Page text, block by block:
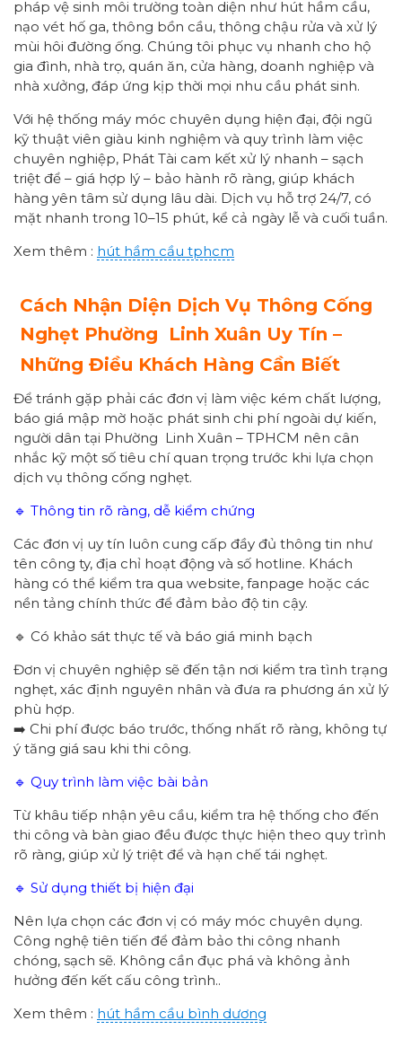
pháp vệ sinh môi trường toàn diện như hút hầm cầu,
nạo vét hố ga, thông bồn cầu, thông chậu rửa và xử lý
mùi hôi đường ống. Chúng tôi phục vụ nhanh cho hộ
gia đình, nhà trọ, quán ăn, cửa hàng, doanh nghiệp và
nhà xưởng, đáp ứng kịp thời mọi nhu cầu phát sinh.
Với hệ thống máy móc chuyên dụng hiện đại, đội ngũ
kỹ thuật viên giàu kinh nghiệm và quy trình làm việc
chuyên nghiệp, Phát Tài cam kết xử lý nhanh – sạch
triệt để – giá hợp lý – bảo hành rõ ràng, giúp khách
hàng yên tâm sử dụng lâu dài. Dịch vụ hỗ trợ 24/7, có
mặt nhanh trong 10–15 phút, kể cả ngày lễ và cuối tuần.
Xem thêm : hút hầm cầu tphcm
Cách Nhận Diện Dịch Vụ Thông Cống
Nghẹt Phường
Linh Xuân Uy Tín –
Những Điều Khách Hàng Cần Biết
Để tránh gặp phải các đơn vị làm việc kém chất lượng,
báo giá mập mờ hoặc phát sinh chi phí ngoài dự kiến,
người dân tại Phường Linh Xuân – TPHCM nên cân
nhắc kỹ một số tiêu chí quan trọng trước khi lựa chọn
dịch vụ thông cống nghẹt.
🔹 Thông tin rõ ràng, dễ kiểm chứng
Các đơn vị uy tín luôn cung cấp đầy đủ thông tin như
tên công ty, địa chỉ hoạt động và số hotline. Khách
hàng có thể kiểm tra qua website, fanpage hoặc các
nền tảng chính thức để đảm bảo độ tin cậy.
🔹 Có khảo sát thực tế và báo giá minh bạch
Đơn vị chuyên nghiệp sẽ đến tận nơi kiểm tra tình trạng
nghẹt, xác định nguyên nhân và đưa ra phương án xử lý
phù hợp.
➡️ Chi phí được báo trước, thống nhất rõ ràng, không tự
ý tăng giá sau khi thi công.
🔹 Quy trình làm việc bài bản
Từ khâu tiếp nhận yêu cầu, kiểm tra hệ thống cho đến
thi công và bàn giao đều được thực hiện theo quy trình
rõ ràng, giúp xử lý triệt để và hạn chế tái nghẹt.
🔹 Sử dụng thiết bị hiện đại
Nên lựa chọn các đơn vị có máy móc chuyên dụng.
Công nghệ tiên tiến để đảm bảo thi công nhanh
chóng, sạch sẽ. Không cần đục phá và không ảnh
hưởng đến kết cấu công trình..
Xem thêm : hút hầm cầu bình dương